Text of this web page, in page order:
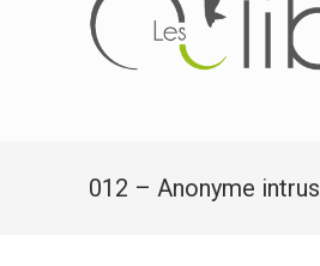
012 – Anonyme intrus